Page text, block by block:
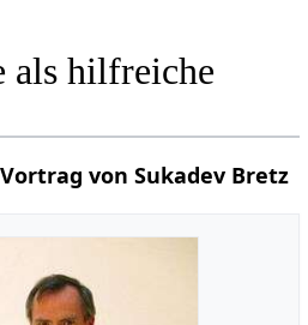
als hilfreiche
von Sukadev Bretz